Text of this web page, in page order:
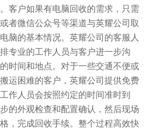
客户如果有电脑回收的需求，只需
者微信公众号等渠道与英耀公司取
脑的基本情况。英耀公司的客服人
专业的工作人员与客户进一步沟
时间和地点。对于一些交通不便或
运困难的客户，英耀公司提供免费
作人员会按照约定的时间准时到
的外观检查和配置确认，然后现场
，完成回收手续。整个过程高效快